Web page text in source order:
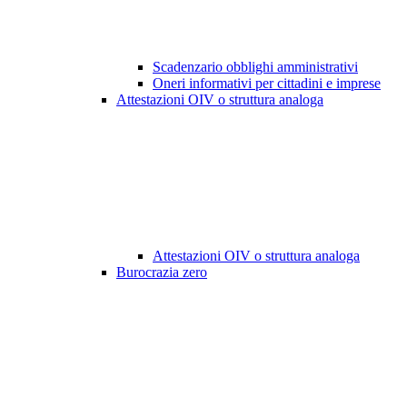
Scadenzario obblighi amministrativi
Oneri informativi per cittadini e imprese
Attestazioni OIV o struttura analoga
Attestazioni OIV o struttura analoga
Burocrazia zero